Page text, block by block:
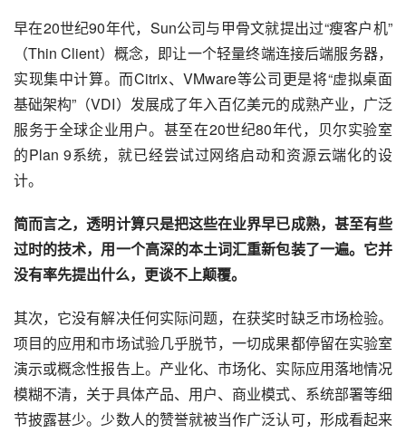
早在20世纪90年代，Sun公司与甲骨文就提出过“瘦客户机”
（Thin Client）概念，即让一个轻量终端连接后端服务器，
实现集中计算。而Citrix、VMware等公司更是将“虚拟桌面
基础架构”（VDI）发展成了年入百亿美元的成熟产业，广泛
服务于全球企业用户。甚至在20世纪80年代，贝尔实验室
的Plan 9系统，就已经尝试过网络启动和资源云端化的设
计。
简而言之，透明计算只是把这些在业界早已成熟，甚至有些
过时的技术，用一个高深的本土词汇重新包装了一遍。它并
没有率先提出什么，更谈不上颠覆。
其次，它没有解决任何实际问题，在获奖时缺乏市场检验。
项目的应用和市场试验几乎脱节，一切成果都停留在实验室
演示或概念性报告上。产业化、市场化、实际应用落地情况
模糊不清，关于具体产品、用户、商业模式、系统部署等细
节披露甚少。少数人的赞誉就被当作广泛认可，形成看起来